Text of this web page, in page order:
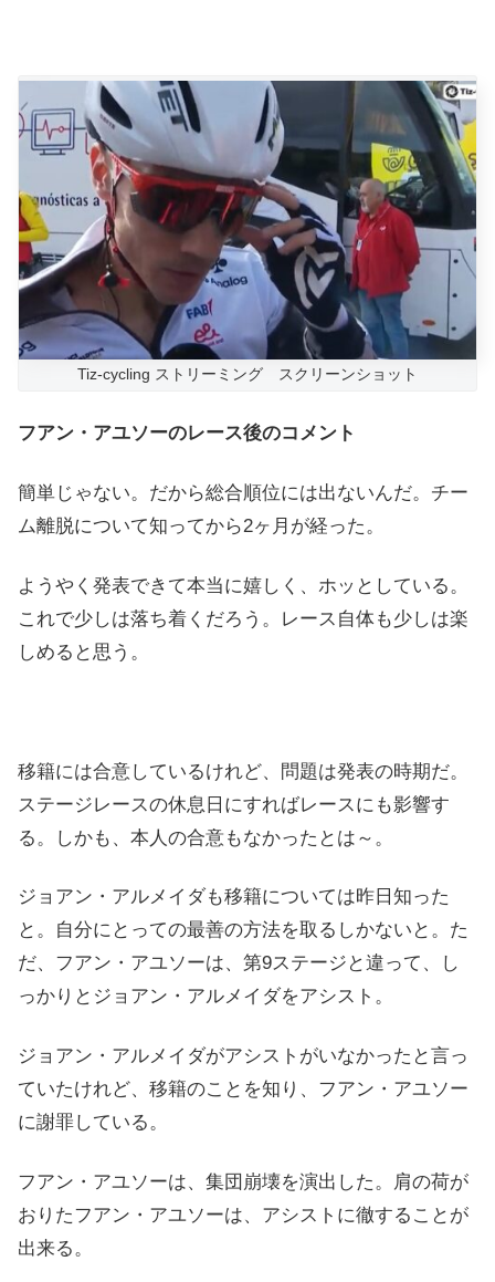
Tiz-cycling ストリーミング スクリーンショット
フアン・アユソーのレース後のコメント
簡単じゃない。だから総合順位には出ないんだ。チー
ム離脱について知ってから2ヶ月が経った。
ようやく発表できて本当に嬉しく、ホッとしている。
これで少しは落ち着くだろう。レース自体も少しは楽
しめると思う。
移籍には合意しているけれど、問題は発表の時期だ。
ステージレースの休息日にすればレースにも影響す
る。しかも、本人の合意もなかったとは～。
ジョアン・アルメイダも移籍については昨日知った
と。自分にとっての最善の方法を取るしかないと。た
だ、フアン・アユソーは、第9ステージと違って、し
っかりとジョアン・アルメイダをアシスト。
ジョアン・アルメイダがアシストがいなかったと言っ
ていたけれど、移籍のことを知り、フアン・アユソー
に謝罪している。
フアン・アユソーは、集団崩壊を演出した。肩の荷が
おりたフアン・アユソーは、アシストに徹することが
出来る。